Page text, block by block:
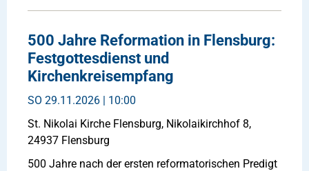
500 Jahre Reformation in Flensburg:
Festgottesdienst und
Kirchenkreisempfang
SO 29.11.2026 | 10:00
St. Nikolai Kirche Flensburg, Nikolaikirchhof 8,
24937 Flensburg
500 Jahre nach der ersten reformatorischen Predigt